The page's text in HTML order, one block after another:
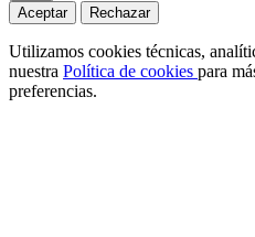
Aceptar
Rechazar
Utilizamos cookies técnicas,
nuestra Política de cookies para
preferencias.